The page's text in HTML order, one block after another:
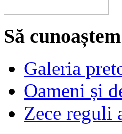
Să cunoaștem
Galeria
Oameni și
Zece reguli